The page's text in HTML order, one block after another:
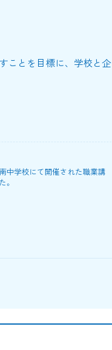
ことを目標に、学校と企
中学校にて開催された職業講
。